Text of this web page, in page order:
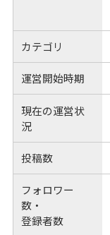
カテゴリ
運営開始時期
現在の運営状
況
投稿数
フォロワー
数・
登録者数